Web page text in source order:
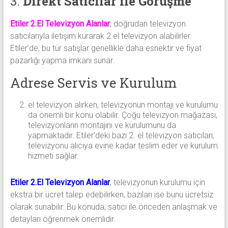
Etiler 2.El Televizyon Alanlar, doğrudan televizyon
satıcılarıyla iletişim kurarak 2.el televizyon alabilirler.
Etiler’de, bu tür satışlar genellikle daha esnektir ve fiyat
pazarlığı yapma imkanı sunar.
Adrese Servis ve Kurulum
el televizyon alırken, televizyonun montajı ve kurulumu
da önemli bir konu olabilir. Çoğu televizyon mağazası,
televizyonların montajını ve kurulumunu da
yapmaktadır. Etiler’deki bazı 2. el televizyon satıcıları,
televizyonu alıcıya evine kadar teslim eder ve kurulum
hizmeti sağlar.
Etiler 2.El Televizyon Alanlar, televizyonun kurulumu için
ekstra bir ücret talep edebilirken, bazıları ise bunu ücretsiz
olarak sunabilir. Bu konuda, satıcı ile önceden anlaşmak ve
detayları öğrenmek önemlidir.